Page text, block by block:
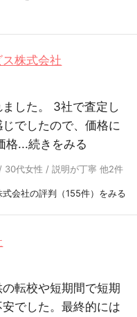
株式会社
した。 3社で査定し
でしたので、価格に
格...続きをみる
30代女性 / 説明が丁寧 他2件
会社の評判（155件）をみる
転校や短期間で短期
でした。最終的には